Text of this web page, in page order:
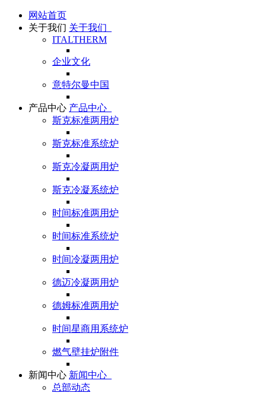
网站首页
关于我们 关于我们
ITALTHERM
企业文化
意特尔曼中国
产品中心 产品中心
斯克标准两用炉
斯克标准系统炉
斯克冷凝两用炉
斯克冷凝系统炉
时间标准两用炉
时间标准系统炉
时间冷凝两用炉
德迈冷凝两用炉
德姆标准两用炉
时间星商用系统炉
燃气壁挂炉附件
新闻中心 新闻中心
总部动态